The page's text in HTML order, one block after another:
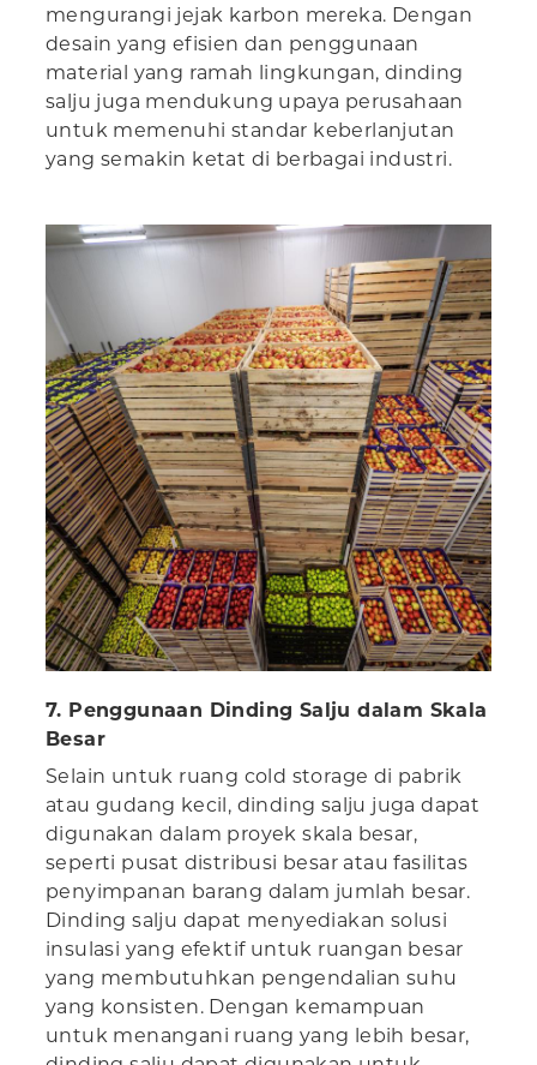
mengurangi jejak karbon mereka. Dengan
desain yang efisien dan penggunaan
material yang ramah lingkungan, dinding
salju juga mendukung upaya perusahaan
untuk memenuhi standar keberlanjutan
yang semakin ketat di berbagai industri.
7. Penggunaan Dinding Salju dalam Skala
Besar
Selain untuk ruang cold storage di pabrik
atau gudang kecil, dinding salju juga dapat
digunakan dalam proyek skala besar,
seperti pusat distribusi besar atau fasilitas
penyimpanan barang dalam jumlah besar.
Dinding salju dapat menyediakan solusi
insulasi yang efektif untuk ruangan besar
yang membutuhkan pengendalian suhu
yang konsisten. Dengan kemampuan
untuk menangani ruang yang lebih besar,